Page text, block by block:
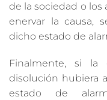
de la sociedad o
enervar la causa,
dicho estado de
Finalmente, si la
disolución hubiera
estado de